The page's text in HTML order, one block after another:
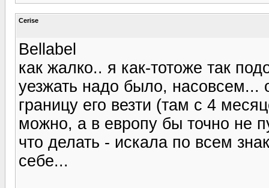
Cerise
Bellabel
как жалко.. я как-тотоже так
уезжать надо было,
границу его везти (там с 4
можно, а в европу бы точно не
что делать - искала по всем
себе...